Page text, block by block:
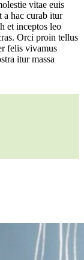
vitae euis
a hac curab itur
et inceptos leo
Orci proin tellus
felis vivamus
itur massa